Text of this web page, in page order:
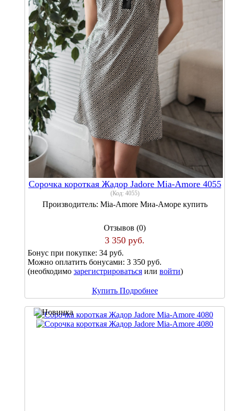
Сорочка короткая Жадор Jadore Mia-Amore 4055
(Код: 4055)
Производитель: Mia-Amore Миа-Аморе купить
Отзывов (0)
3 350 руб.
Бонус при покупке: 34 руб.
Можно оплатить бонусами: 3 350 руб.
(необходимо зарегистрироваться или войти)
Купить Подробнее